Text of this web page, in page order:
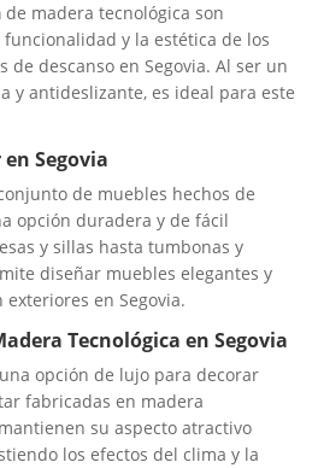
de madera tecnológica son
y la estética de los
de descanso en Segovia. Al ser un
y antideslizante, es ideal para este
Segovia
de muebles hechos de
opción duradera y de fácil
y sillas hasta tumbonas y
diseñar muebles elegantes y
en Segovia.
Tecnológica en Segovia
opción de lujo para decorar
fabricadas en madera
su aspecto atractivo
los efectos del clima y la